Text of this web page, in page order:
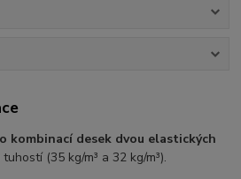
kombinací desek dvou elastických
(35 kg/m³ a 32 kg/m³).